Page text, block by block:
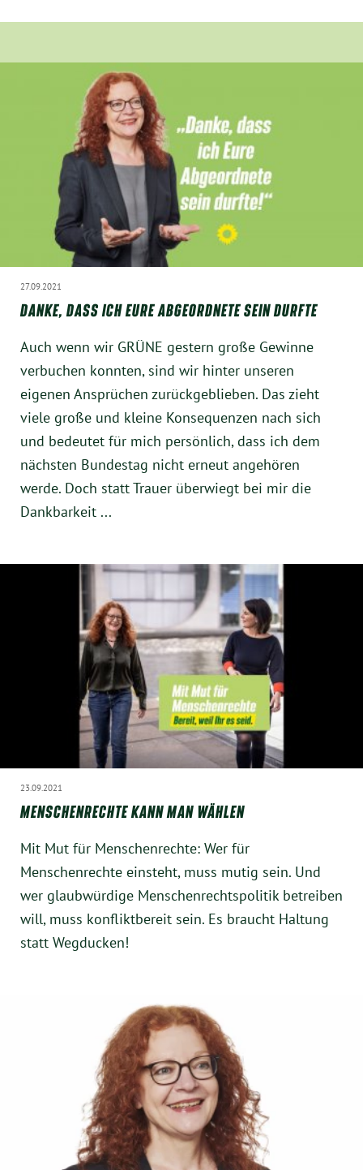
27.09.2021
DANKE, DASS ICH EURE ABGEORDNETE SEIN DURFTE
Auch wenn wir GRÜNE gestern große Gewinne
verbuchen konnten, sind wir hinter unseren
eigenen Ansprüchen zurückgeblieben. Das zieht
viele große und kleine Konsequenzen nach sich
und bedeutet für mich persönlich, dass ich dem
nächsten Bundestag nicht erneut angehören
werde. Doch statt Trauer überwiegt bei mir die
Dankbarkeit ...
23.09.2021
MENSCHENRECHTE KANN MAN WÄHLEN
Mit Mut für Menschenrechte: Wer für
Menschenrechte einsteht, muss mutig sein. Und
wer glaubwürdige Menschenrechtspolitik betreiben
will, muss konfliktbereit sein. Es braucht Haltung
statt Wegducken!